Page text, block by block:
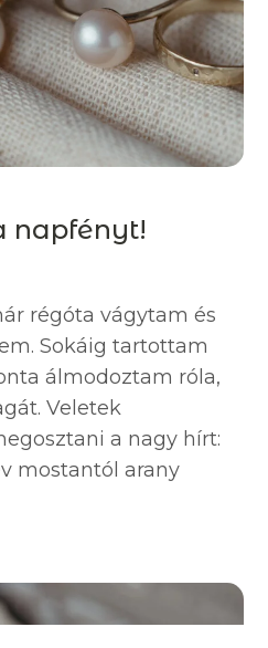
napfényt!
régóta vágytam és
Sokáig tartottam
álmodoztam róla,
Veletek
a nagy hírt:
mostantól arany